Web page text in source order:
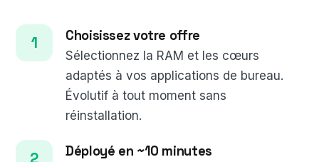
Choisissez votre offre
Sélectionnez la RAM et les cœurs
adaptés à vos applications de bureau.
Évolutif à tout moment sans
réinstallation.
Déployé en ~10 minutes